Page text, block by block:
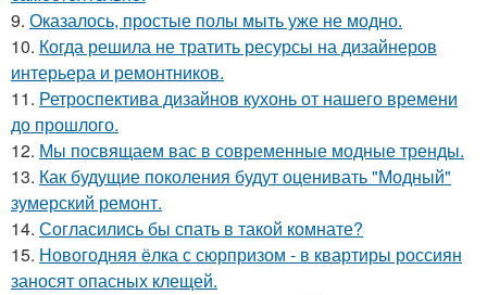
9. Оказалось, простые полы мыть уже не модно.
10. Когда решила не тратить ресурсы на дизайнеров
интерьера и ремонтников.
11. Ретроспектива дизайнов кухонь от нашего времени
до прошлого.
12. Мы посвящаем вас в современные модные тренды.
13. Как будущие поколения будут оценивать "Модный"
зумерский ремонт.
14. Согласились бы спать в такой комнате?
15. Новогодняя ёлка с сюрпризом - в квартиры россиян
заносят опасных клещей.